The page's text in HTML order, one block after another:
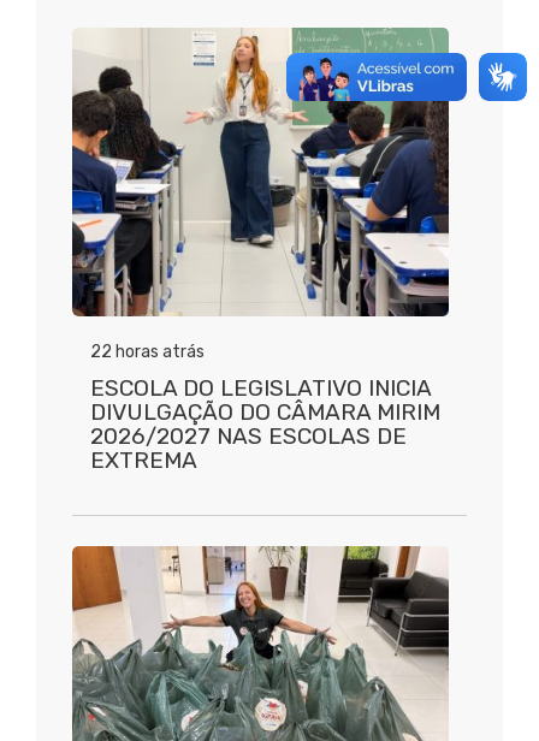
22 horas atrás
ESCOLA DO LEGISLATIVO INICIA
DIVULGAÇÃO DO CÂMARA MIRIM
2026/2027 NAS ESCOLAS DE
EXTREMA